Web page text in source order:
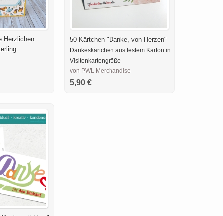
Herzlichen
50 Kärtchen "Danke, von Herzen"
Dankeskärtchen aus festem Karton in
Visitenkartengröße
von PWL Merchandise
5,90 €